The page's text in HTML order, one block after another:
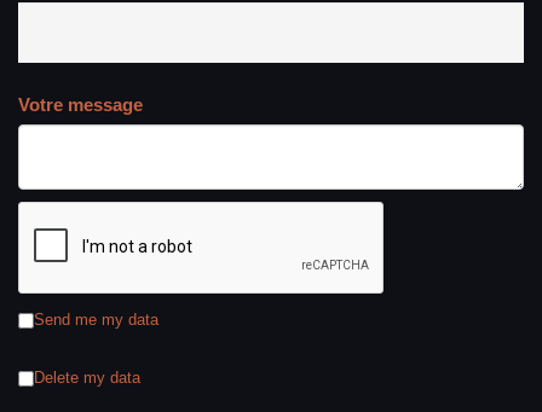
Votre message
Send me my data
Delete my data